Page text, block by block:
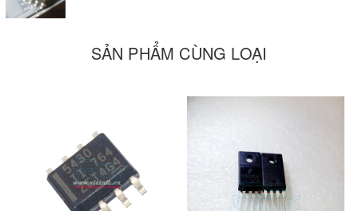
SẢN PHẨM CÙNG LOẠI